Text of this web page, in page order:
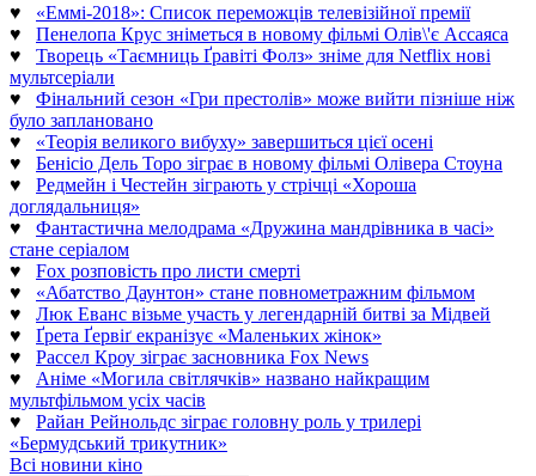
♥ «Еммі-2018»: Список переможців телевізійної премії
♥ Пенелопа Крус зніметься в новому фільмі Олів\'є Ассаяса
♥ Творець «Таємниць Ґравіті Фолз» зніме для Netflix нові
мультсеріали
♥ Фінальний сезон «Гри престолів» може вийти пізніше ніж
було заплановано
♥ «Теорія великого вибуху» завершиться цієї осені
♥ Бенісіо Дель Торо зіграє в новому фільмі Олівера Стоуна
♥ Редмейн і Честейн зіграють у стрічці «Хороша
доглядальниця»
♥ Фантастична мелодрама «Дружина мандрівника в часі»
стане серіалом
♥ Fox розповість про листи смерті
♥ «Абатство Даунтон» стане повнометражним фільмом
♥ Люк Еванс візьме участь у легендарній битві за Мідвей
♥ Ґрета Ґервіґ екранізує «Маленьких жінок»
♥ Рассел Кроу зіграє засновника Fox News
♥ Аніме «Могила світлячків» названо найкращим
мультфільмом усіх часів
♥ Райан Рейнольдс зіграє головну роль у трилері
«Бермудський трикутник»
Всі новини кіно